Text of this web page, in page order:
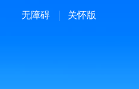
无障碍 关怀版